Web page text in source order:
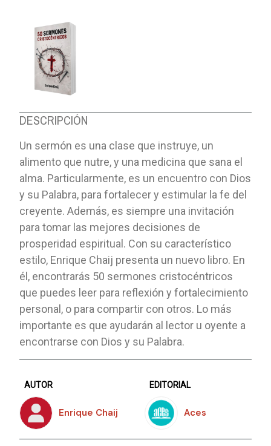
DESCRIPCIÓN
Un sermón es una clase que instruye, un
alimento que nutre, y una medicina que sana el
alma. Particularmente, es un encuentro con Dios
y su Palabra, para fortalecer y estimular la fe del
creyente. Además, es siempre una invitación
para tomar las mejores decisiones de
prosperidad espiritual. Con su característico
estilo, Enrique Chaij presenta un nuevo libro. En
él, encontrarás 50 sermones cristocéntricos
que puedes leer para reflexión y fortalecimiento
personal, o para compartir con otros. Lo más
importante es que ayudarán al lector u oyente a
encontrarse con Dios y su Palabra.
AUTOR
Enrique Chaij
EDITORIAL
Aces